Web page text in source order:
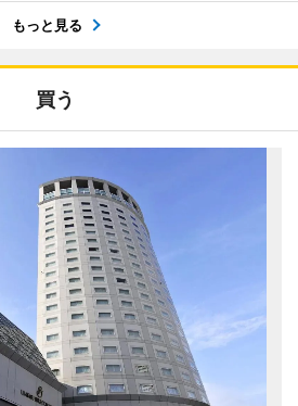
もっと見る
買う